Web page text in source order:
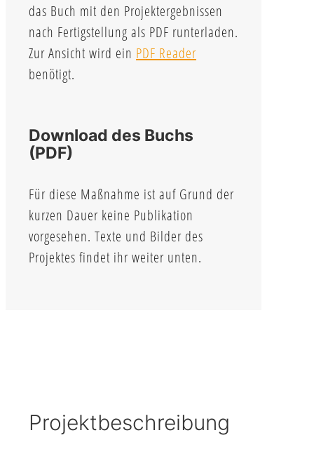
das Buch mit den Projektergebnissen
nach Fertigstellung als PDF runterladen.
Zur Ansicht wird ein PDF Reader
benötigt.
Download des Buchs
(PDF)
Für diese Maßnahme ist auf Grund der
kurzen Dauer keine Publikation
vorgesehen. Texte und Bilder des
Projektes findet ihr weiter unten.
Projektbeschreibung